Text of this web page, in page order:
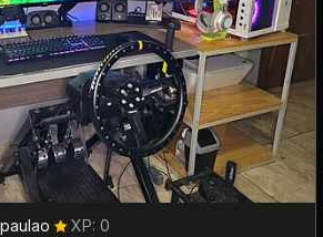
paulao XP: 0